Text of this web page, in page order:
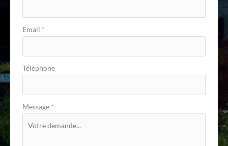
Email *
Téléphone
Message *